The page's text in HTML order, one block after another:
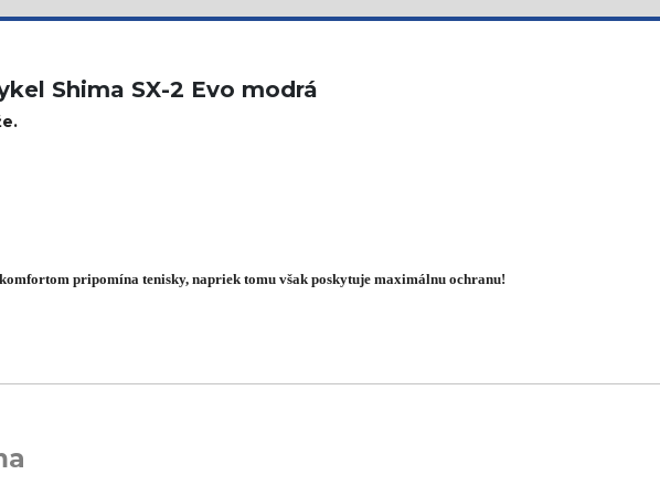
Shima SX-2 Evo modrá
pripomína tenisky, napriek tomu však poskytuje maximálnu ochranu!